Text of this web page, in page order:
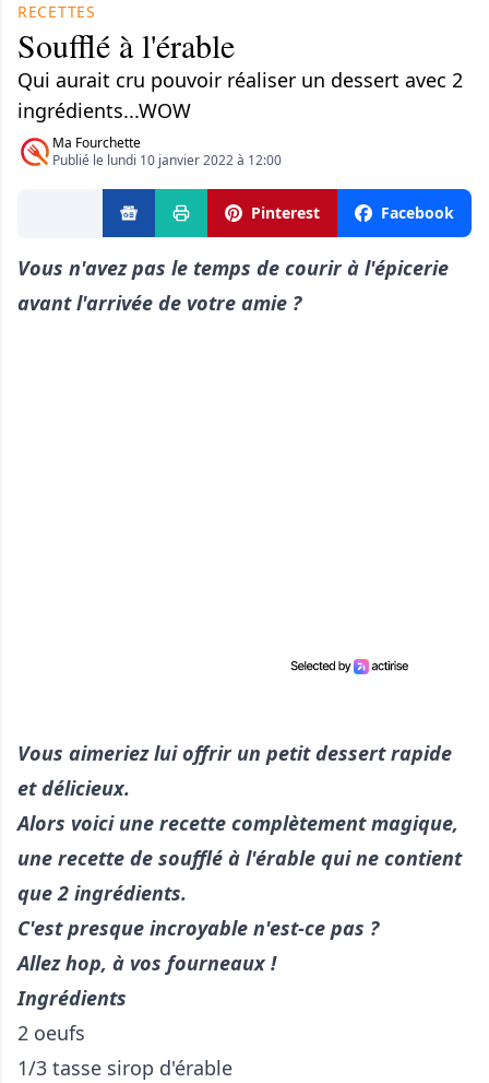
RECETTES
Soufflé à l'érable
Qui aurait cru pouvoir réaliser un dessert avec 2
ingrédients...WOW
Ma Fourchette
Publié le lundi 10 janvier 2022 à 12:00
Pinterest Facebook
Vous n'avez pas le temps de courir à l'épicerie
avant l'arrivée de votre amie ?
Vous aimeriez lui offrir un petit dessert rapide
et délicieux.
Alors voici une recette complètement magique,
une recette de soufflé à l'érable qui ne contient
que 2 ingrédients.
C'est presque incroyable n'est-ce pas ?
Allez hop, à vos fourneaux !
Ingrédients
2 oeufs
1/3 tasse sirop d'érable